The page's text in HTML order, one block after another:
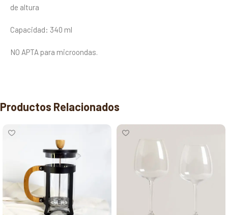
de altura
Capacidad: 340 ml
NO APTA para microondas.
Productos Relacionados